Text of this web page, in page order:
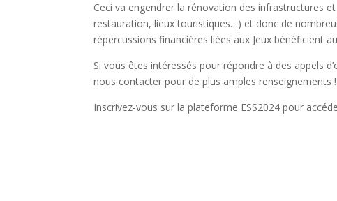
Ceci va engendrer la rénovation des infrastructures
restauration, lieux touristiques…) et donc de
répercussions financières liées aux Jeux bénéficient
Si vous êtes intéressés pour répondre à des appels
nous contacter pour de plus amples renseignements !
Inscrivez-vous sur la plateforme ESS2024 pour